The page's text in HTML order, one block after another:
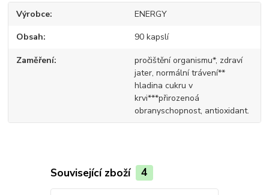
Výrobce ENERGY
Obsah 90 kapslí
Zaměření
pročištění organismu*, zdraví
jater, normální trávení**
hladina cukru v
krvi***přirozenoá
obranyschopnost, antioxidant.
Související zboží 4